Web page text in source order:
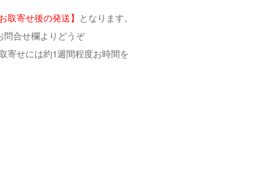
取寄せ後の発送】 となります。
問合せ欄よりどうぞ
寄せには約1週間程度お時間を